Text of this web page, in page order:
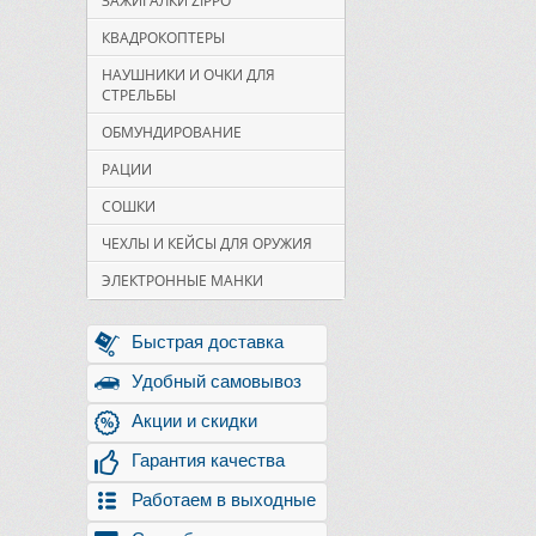
КВАДРОКОПТЕРЫ
НАУШНИКИ И ОЧКИ ДЛЯ
СТРЕЛЬБЫ
ОБМУНДИРОВАНИЕ
РАЦИИ
СОШКИ
ЧЕХЛЫ И КЕЙСЫ ДЛЯ ОРУЖИЯ
ЭЛЕКТРОННЫЕ МАНКИ
Быстрая доставка
Удобный самовывоз
Акции и скидки
Гарантия качества
Работаем в выходные